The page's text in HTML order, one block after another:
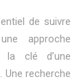
de suivre
approche
la clé d’une
Une recherche